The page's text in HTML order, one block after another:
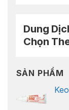
Dung
Chọn
SẢN PHẨM